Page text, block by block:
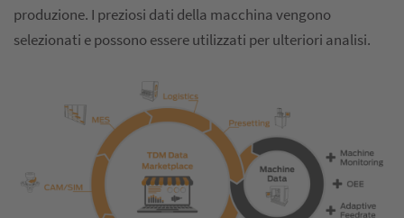
produzione. I preziosi dati della macchina vengono
selezionati e possono essere utilizzati per ulteriori analisi.